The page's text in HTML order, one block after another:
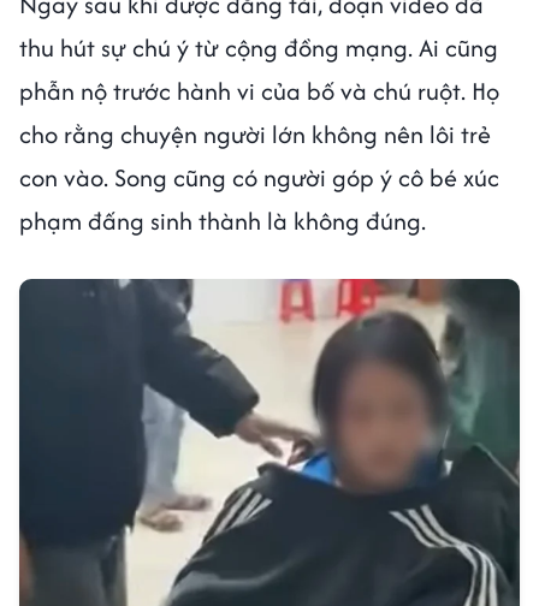
thu hút sự chú ý từ cộng đồng mạng. Ai cũng
phẫn nộ trước hành vi của bố và chú ruột. Họ
cho rằng chuyện người lớn không nên lôi trẻ
con vào. Song cũng có người góp ý cô bé xúc
phạm đấng sinh thành là không đúng.